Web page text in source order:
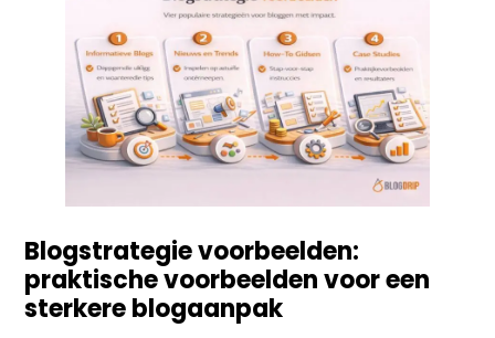
Blogstrategie voorbeelden:
praktische voorbeelden voor een
sterkere blogaanpak